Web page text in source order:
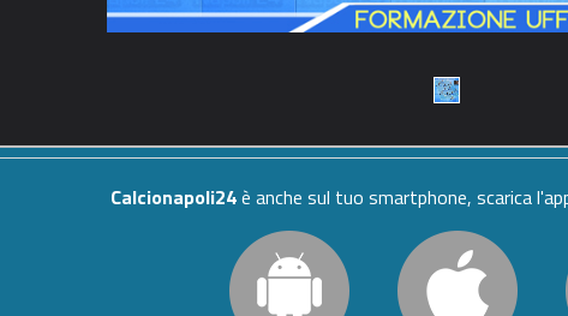
Calcionapoli24è anche sul tuo smartphone, scarica